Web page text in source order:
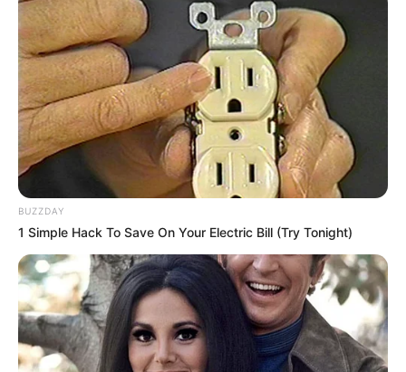
Elo7
Mas nada te impede de deixar a criatividade fluir
e apostar em outras cores também, como o
branco.
BUZZDAY
1 Simple Hack To Save On Your Electric Bill (Try Tonight)